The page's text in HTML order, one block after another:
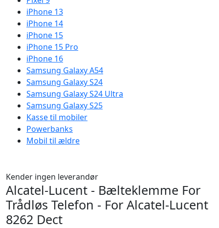
iPhone 13
iPhone 14
iPhone 15
iPhone 15 Pro
iPhone 16
Samsung Galaxy A54
Samsung Galaxy S24
Samsung Galaxy S24 Ultra
Samsung Galaxy S25
Kasse til mobiler
Powerbanks
Mobil til ældre
Kender ingen leverandør
Alcatel-Lucent - Bælteklemme For
Trådløs Telefon - For Alcatel-Lucent
8262 Dect